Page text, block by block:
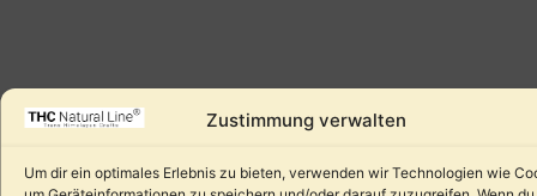
Zustimmung verwalten
Um dir ein optimales Erlebnis zu bieten, verwenden wir Technologien wie